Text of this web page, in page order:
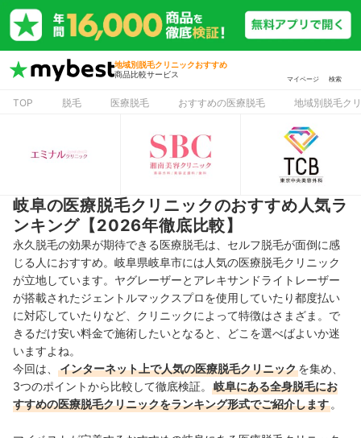
地域別脱毛クリニックおすすめ
商品比較サービス
マイページ 検索
TOP 脱毛 医療脱毛 おすすめの医療脱毛 地域別脱毛ク
岐阜の医療脱毛クリニックのおすすめ人気ラ
ンキング【2026年徹底比較】
永久脱毛の効果が期待できる医療脱毛は、セルフ脱毛が面倒に感
じる人におすすめ。岐阜県岐阜市には人気の医療脱毛クリニック
が立地しています。ヤグレーザーとアレキサンドライトレーザー
が搭載されたジェントルマックスプロを使用していたり都度払い
に対応していたりなど、クリニックによって特徴はさまざま。で
きるだけ安い料金で施術したいとなると、どこを選べばよいか迷
いますよね。
今回は、
インターネット上で人気の医療脱毛クリニックを集め、
3つのポイントから比較して徹底検証。
岐阜にある全身脱毛にお
すすめの医療脱毛クリニックをランキング形式でご紹介します 。